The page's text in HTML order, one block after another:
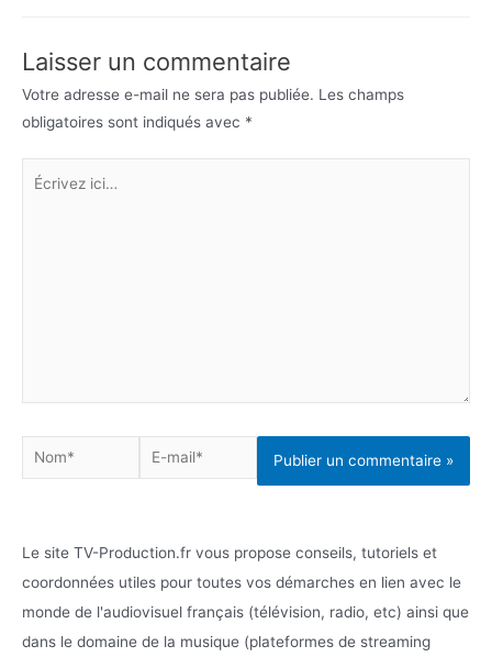
Laisser un commentaire
Votre adresse e-mail ne sera pas publiée. Les champs
obligatoires sont indiqués avec *
Écrivez
Nom*
E-
mail*
Le site TV-Production.fr vous propose conseils, tutoriels et
coordonnées utiles pour toutes vos démarches en lien avec le
monde de l'audiovisuel français (télévision, radio, etc) ainsi que
dans le domaine de la musique (plateformes de streaming